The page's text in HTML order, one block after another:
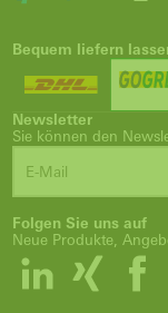
Bequem liefern
Newsletter
Sie können den
Folgen Sie uns auf
Neue Produkte,